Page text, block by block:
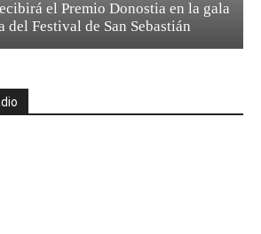
el Premio Donostia en la gala
del Festival de San Sebastián